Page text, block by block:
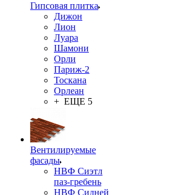
Гипсовая плитка
Дижон
Лион
Луара
Шамони
Орли
Париж-2
Тоскана
Орлеан
+ ЕЩЕ 5
Вентилируемые
фасады
НВФ Сиэтл
паз-гребень
НВФ Сидней